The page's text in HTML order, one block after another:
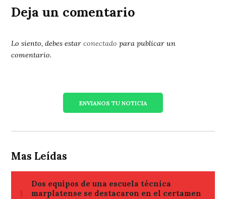
Deja un comentario
Lo siento, debes estarconectado para publicar un
comentario.
ENVIANOS TU NOTICIA
Mas Leídas